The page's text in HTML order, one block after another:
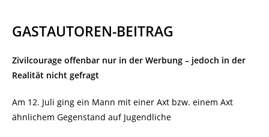
GASTAUTOREN-BEITRAG
Zivilcourage offenbar nur in der Werbung – jedoch in der
Realität nicht gefragt
Am 12. Juli ging ein Mann mit einer Axt bzw. einem Axt
ähnlichem Gegenstand auf Jugendliche